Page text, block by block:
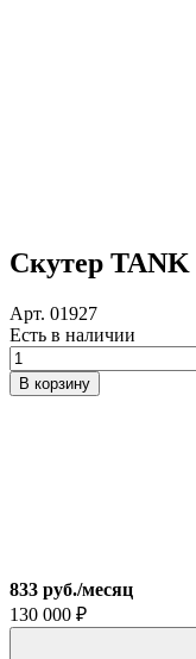
Скутер
Арт. 01927
Есть в наличии
Количество
товара
Скутер
В корзину
833 руб./месяц
130 000 ₽